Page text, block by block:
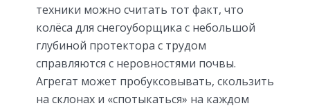
техники можно считать тот факт, что
колёса для снегоуборщика с небольшой
глубиной протектора с трудом
справляются с неровностями почвы.
Агрегат может пробуксовывать, скользить
на склонах и «спотыкаться» на каждом